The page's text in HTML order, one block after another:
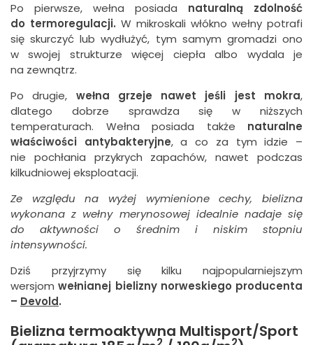
Po pierwsze, wełna posiada naturalną zdolność
do termoregulacji. W mikroskali włókno wełny potrafi
się skurczyć lub wydłużyć, tym samym gromadzi ono
w swojej strukturze więcej ciepła albo wydala je
na zewnątrz.
Po drugie, wełna grzeje nawet jeśli jest mokra,
dlatego dobrze sprawdza się w niższych
temperaturach. Wełna posiada także naturalne
właściwości antybakteryjne, a co za tym idzie –
nie pochłania przykrych zapachów, nawet podczas
kilkudniowej eksploatacji.
Ze względu na wyżej wymienione cechy, bielizna
wykonana z wełny merynosowej idealnie nadaje się
do aktywności o średnim i niskim stopniu
intensywności.
Dziś przyjrzymy się kilku najpopularniejszym
wersjomwełnianej bielizny norweskiego producenta
– Devold.
Bielizna termoaktywna Multisport/Sport